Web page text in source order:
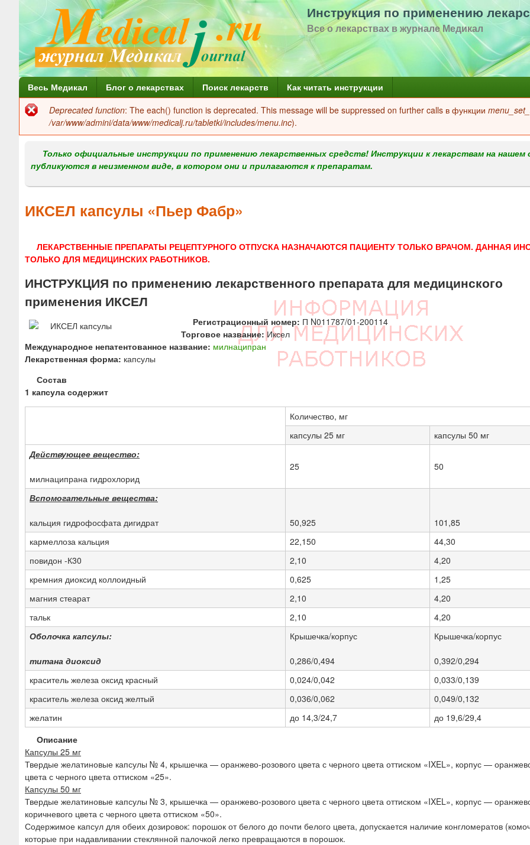
Перейти
к
содержанию
Инструкция по применению
Все о лекарствах в журнале Медикал
Г
л
н
м
н
Весь Медикал Блог о лекарствах Поиск лекарств Как читать инструкции
Сообщение
об
ошибке
Deprecated function: The each() function is deprecated. This message will be suppressed on further calls в функции
/var/www/admini/data/www/medicalj.ru/tabletki/includes/menu.inc).
Только официальные инструкции по применению лекарственных средств! Инструкции к лекарствам на нашем
публикуются в неизменном виде, в котором они и прилагаются к препаратам.
ИКСЕЛ капсулы «Пьер Фабр»
ЛЕКАРСТВЕННЫЕ ПРЕПАРАТЫ РЕЦЕПТУРНОГО ОТПУСКА НАЗНАЧАЮТСЯ ПАЦИЕНТУ ТОЛЬКО ВРАЧОМ. ДАННАЯ
ТОЛЬКО ДЛЯ МЕДИЦИНСКИХ РАБОТНИКОВ.
ИНСТРУКЦИЯ по применению лекарственного препарата для медицинского
применения ИКСЕЛ
Регистрационный номер: П N011787/01-200114
Торговое название: Иксел
Международное непатентованное название: милнаципран
Лекарственная форма: капсулы
Состав
1 капсула содержит
Количество, мг
капсулы 25 мг
капсулы 50 мг
Действующее вещество:
милнаципрана гидрохлорид
25 50
Вспомогательные вещества:
кальция гидрофосфата дигидрат 50,925
101,85
кармеллоза кальция
22,150
44,30
повидон -К30
2,10
4,20
кремния диоксид коллоидный
0,625
1,25
магния стеарат
2,10
4,20
тальк
2,10
4,20
Оболочка капсулы:
титана диоксид
Крышечка/корпус
0,286/0,494
Крышечка/корпус
0,392/0,294
краситель железа оксид красный
0,024/0,042
0,033/0,139
краситель железа оксид желтый
0,036/0,062
0,049/0,132
желатин
до 14,3/24,7
до 19,6/29,4
Описание
Капсулы 25 мг
Твердые желатиновые капсулы № 4, крышечка — оранжево-розового цвета с черного цвета оттиском «IXEL», корпус —
цвета с черного цвета оттиском «25».
Капсулы 50 мг
Твердые желатиновые капсулы № 3, крышечка — оранжево-розового цвета с черного цвета оттиском «IXEL», корпус —
коричневого цвета с черного цвета оттиском «50».
Содержимое капсул для обеих дозировок: порошок от белого до почти белого цвета, допускается наличие конгломератов
которые при надавливании стеклянной палочкой легко превращаются в порошок.